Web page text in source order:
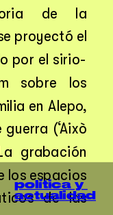
política y
actualidad
de la
proyectó el
por el sirio-
sobre los
en Alepo,
(‘Això
grabación
los espacios
de las